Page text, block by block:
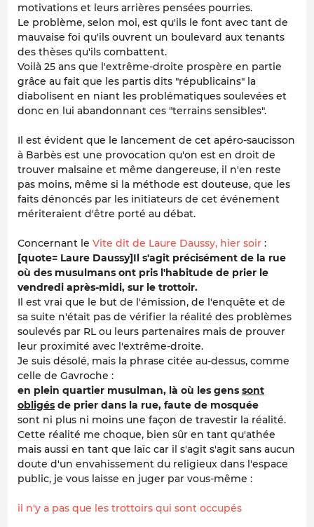
motivations et leurs arrières pensées pourries.
Le problème, selon moi, est qu'ils le font avec tant de
mauvaise foi qu'ils ouvrent un boulevard aux tenants
des thèses qu'ils combattent.
Voilà 25 ans que l'extrême-droite prospère en partie
grâce au fait que les partis dits "républicains" la
diabolisent en niant les problématiques soulevées et
donc en lui abandonnant ces "terrains sensibles".
Il est évident que le lancement de cet apéro-saucisson
à Barbès est une provocation qu'on est en droit de
trouver malsaine et même dangereuse, il n'en reste
pas moins, même si la méthode est douteuse, que les
faits dénoncés par les initiateurs de cet événement
mériteraient d'être porté au débat.
Concernant le Vite dit de Laure Daussy, hier soir :
[quote= Laure Daussy]Il s'agit précisément de la rue
où des musulmans ont pris l'habitude de prier le
vendredi après-midi, sur le trottoir.
Il est vrai que le but de l'émission, de l'enquête et de
sa suite n'était pas de vérifier la réalité des problèmes
soulevés par RL ou leurs partenaires mais de prouver
leur proximité avec l'extrême-droite.
Je suis désolé, mais la phrase citée au-dessus, comme
celle de Gavroche :
en plein quartier musulman, là où les gens sont
obligés de prier dans la rue, faute de mosquée
sont ni plus ni moins une façon de travestir la réalité.
Cette réalité me choque, bien sûr en tant qu'athée
mais aussi en tant que laïc car il s'agit s'agit sans aucun
doute d'un envahissement du religieux dans l'espace
public, je vous laisse en juger par vous-même :
il n'y a pas que les trottoirs qui sont occupés